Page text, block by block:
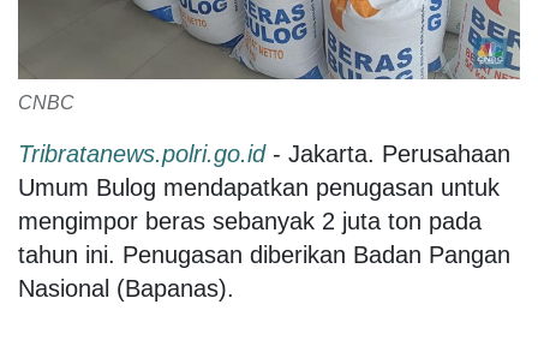
CNBC
Tribratanews.polri.go.id- Jakarta. Perusahaan
Umum Bulog mendapatkan penugasan untuk
mengimpor beras sebanyak 2 juta ton pada
tahun ini. Penugasan diberikan Badan Pangan
Nasional (Bapanas).